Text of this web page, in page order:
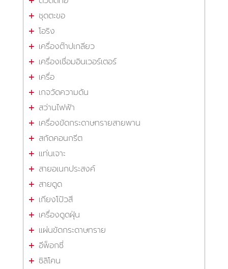
ชุดตะขอ
โอริง
เครื่องต๊าปเกลียว
เครื่องเชื่อมอินเวอร์เตอร์
เครื่อ
เกจวัดความดัน
สว่านไฟฟ้า
เครื่องขัดกระดาษทรายสายพาน
สกัดคอนกรีต
แท่นเจาะ
สายอเนกประสงค์
สายดูด
เกียงโป้วสี
เครื่องดูดฝุ่น
แผ่นขัดกระดาษทราย
อีพ็อกซี่
ซิลิโคน